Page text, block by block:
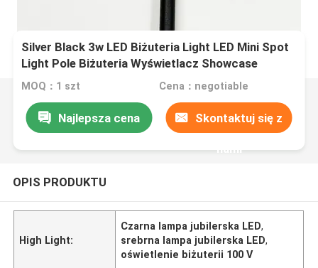
Silver Black 3w LED Biżuteria Light LED Mini Spot
Light Pole Biżuteria Wyświetlacz Showcase
Oświetlenie szafki
MOQ：1 szt Cena：negotiable
Najlepsza cena Skontaktuj się z
nami
OPIS PRODUKTU
High Light:
Czarna lampa jubilerska LED,
srebrna lampa jubilerska LED,
oświetlenie biżuterii 100 V